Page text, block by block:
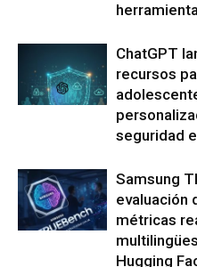
ChatGPT
recursos
seguridad
Samsung
evaluación
métricas
Hugging